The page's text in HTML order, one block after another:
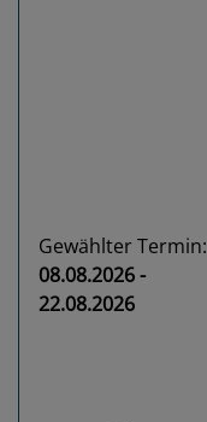
Gewählter Termin:
08.08.2026 -
22.08.2026